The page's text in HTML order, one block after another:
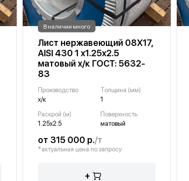
В наличии много
Лист нержавеющий 08Х17,
AISI 430 1 х1.25х2.5
матовый х/к ГОСТ: 5632-
83
Производство
х/к
Толщина (мм)
1
Раскрой (м)
1.25х2.5
Поверхность
матовый
от 315 000 р./т
*актуальная цена по запросу
+